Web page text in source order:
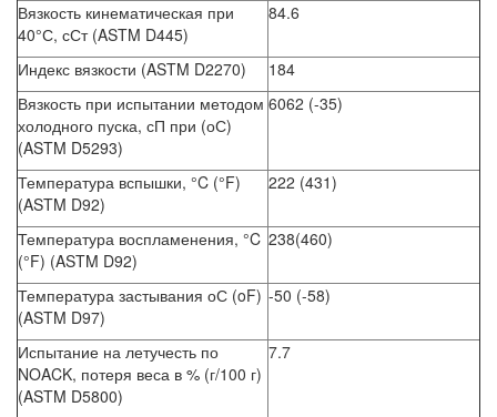
Вязкость кинематическая при
40°С, сСт (ASTM D445)
84.6
Индекс вязкости (ASTM D2270)
184
Вязкость при испытании методом
холодного пуска, сП при (оС)
(ASTM D5293)
6062 (-35)
Температура вспышки, °C (°F)
(ASTM D92)
222 (431)
Температура воспламенения, °C
(°F) (ASTM D92)
238(460)
Температура застывания оС (oF)
(ASTM D97)
-50 (-58)
Испытание на летучесть по
NOACK, потеря веса в % (г/100 г)
(ASTM D5800)
7.7